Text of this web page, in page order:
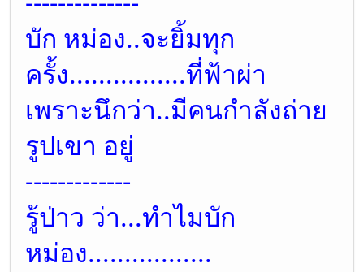
บัก หม่อง..จะยิ้มทุก
ครั้ง................ที่ฟ้าผ่า
เพราะนึกว่า..มีคนกำลังถ่าย
รูปเขา อยู่
-------------
รู้ป่าว ว่า...ทำไมบัก
หม่อง.................